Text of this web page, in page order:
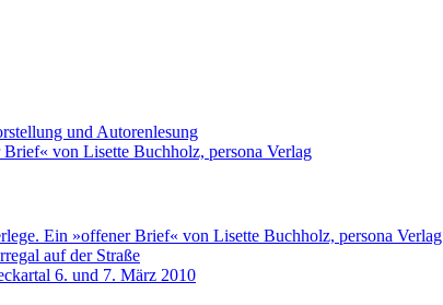
und Autorenlesung
von Lisette Buchholz, persona Verlag
Ein »offener Brief« von Lisette Buchholz, persona Verlag
auf der Straße
6. und 7. März 2010